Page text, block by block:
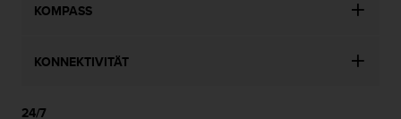
KOMPASS
KONNEKTIVITÄT
24/7